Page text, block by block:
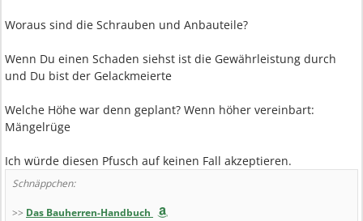
Woraus sind die Schrauben und Anbauteile?
Wenn Du einen Schaden siehst ist die Gewährleistung durch
und Du bist der Gelackmeierte
Welche Höhe war denn geplant? Wenn höher vereinbart:
Mängelrüge
Ich würde diesen Pfusch auf keinen Fall akzeptieren.
Schnäppchen:
>> Das Bauherren-Handbuch